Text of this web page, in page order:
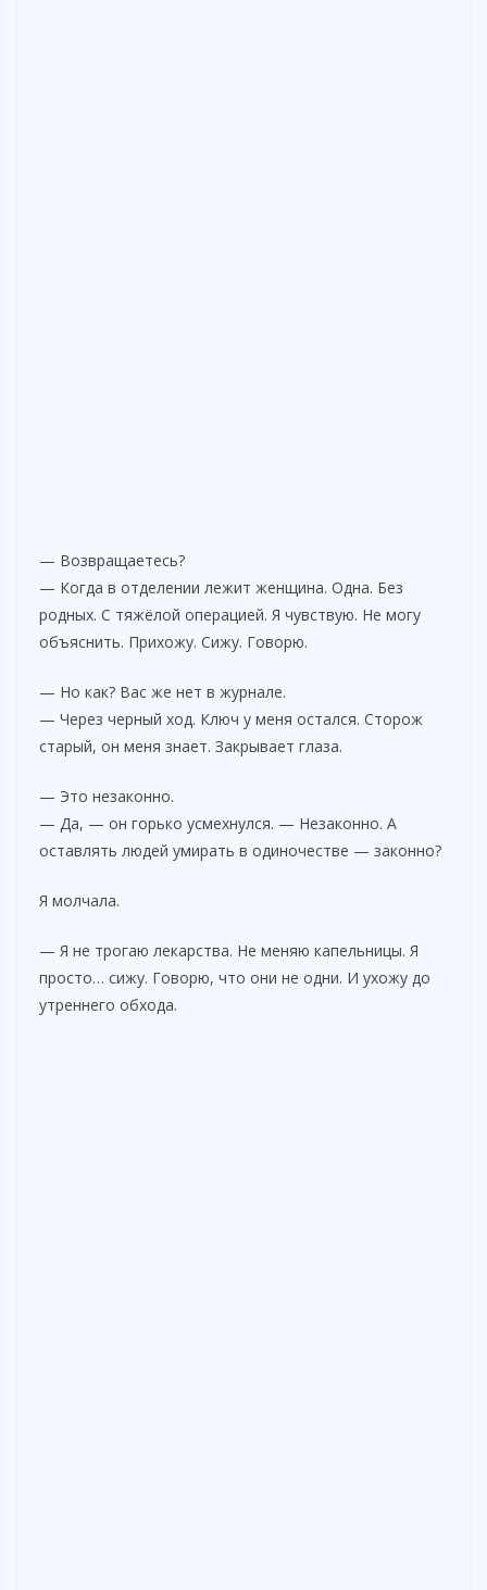
— Возвращаетесь?
— Когда в отделении лежит женщина. Одна. Без
родных. С тяжёлой операцией. Я чувствую. Не могу
объяснить. Прихожу. Сижу. Говорю.
— Но как? Вас же нет в журнале.
— Через черный ход. Ключ у меня остался. Сторож
старый, он меня знает. Закрывает глаза.
— Это незаконно.
— Да, — он горько усмехнулся. — Незаконно. А
оставлять людей умирать в одиночестве — законно?
Я молчала.
— Я не трогаю лекарства. Не меняю капельницы. Я
просто… сижу. Говорю, что они не одни. И ухожу до
утреннего обхода.